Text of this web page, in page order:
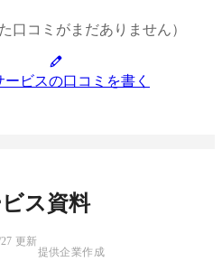
口コミがまだありません）
ービスの口コミを書く
ス資料
更新
提供企業作成